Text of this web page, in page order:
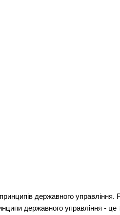
державного управління.
державного управління - це